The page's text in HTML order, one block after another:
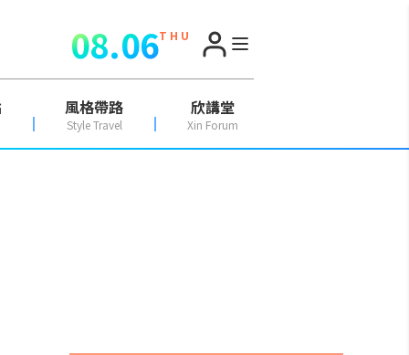
08.06T H U
風格帶路
Style Travel
欣講堂
Xin Forum